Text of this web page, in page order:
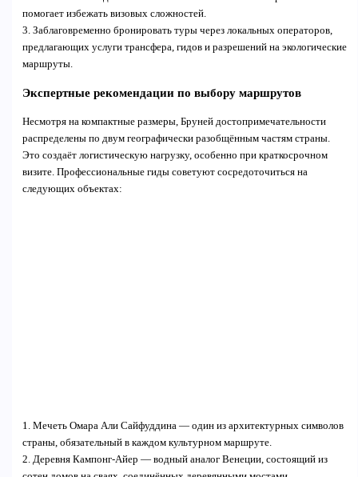
помогает избежать визовых сложностей.
3. Заблаговременно бронировать туры через локальных операторов,
предлагающих услуги трансфера, гидов и разрешений на экологические
маршруты.
Экспертные рекомендации по выбору маршрутов
Несмотря на компактные размеры, Бруней достопримечательности
распределены по двум географически разобщённым частям страны.
Это создаёт логистическую нагрузку, особенно при краткосрочном
визите. Профессиональные гиды советуют сосредоточиться на
следующих объектах:
1. Мечеть Омара Али Сайфуддина — один из архитектурных символов
страны, обязательный в каждом культурном маршруте.
2. Деревня Кампонг-Айер — водный аналог Венеции, состоящий из